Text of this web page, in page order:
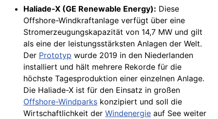
Haliade-X (GE Renewable Energy): Diese
Offshore-Windkraftanlage verfügt über eine
Stromerzeugungskapazität von 14,7 MW und gilt
als eine der leistungsstärksten Anlagen der Welt.
Der Prototyp wurde 2019 in den Niederlanden
installiert und hält mehrere Rekorde für die
höchste Tagesproduktion einer einzelnen Anlage.
Die Haliade-X ist für den Einsatz in großen
Offshore-Windparks konzipiert und soll die
Wirtschaftlichkeit der Windenergie auf See weiter